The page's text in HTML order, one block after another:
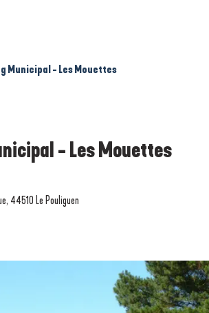
Municipal - Les Mouettes
- Les Mouettes
une démarche environnementale
44510 Le Pouliguen
favoris